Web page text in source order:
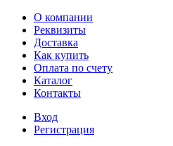
О компании
Реквизиты
Доставка
Как купить
Оплата по счету
Каталог
Контакты
Вход
Регистрация